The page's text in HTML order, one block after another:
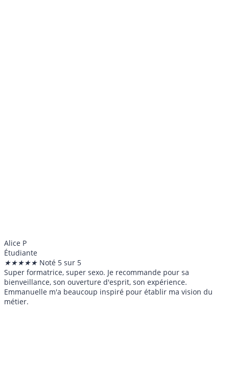
Alice P
Étudiante
★★★★★ Noté 5 sur 5
Super formatrice, super sexo. Je recommande pour sa
bienveillance, son ouverture d'esprit, son expérience.
Emmanuelle m'a beaucoup inspiré pour établir ma vision du
métier.